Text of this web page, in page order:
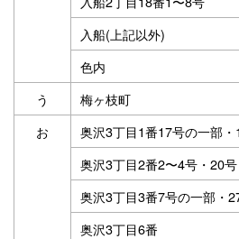
入船(上記以外)
色内
う
梅ヶ枝町
お
奥沢3丁目1番17号の一部
奥沢3丁目2番2〜4号・20号
奥沢3丁目3番7号の一部・
奥沢3丁目6番